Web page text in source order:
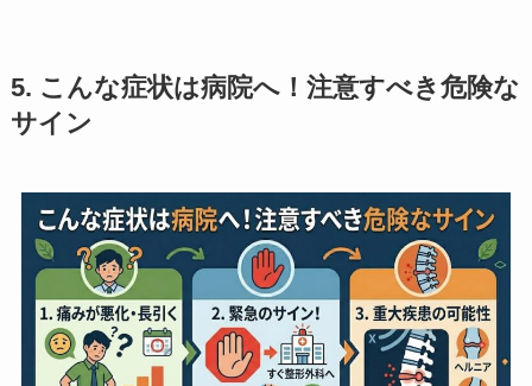
5. こんな症状は病院へ！注意すべき危険な
サイン